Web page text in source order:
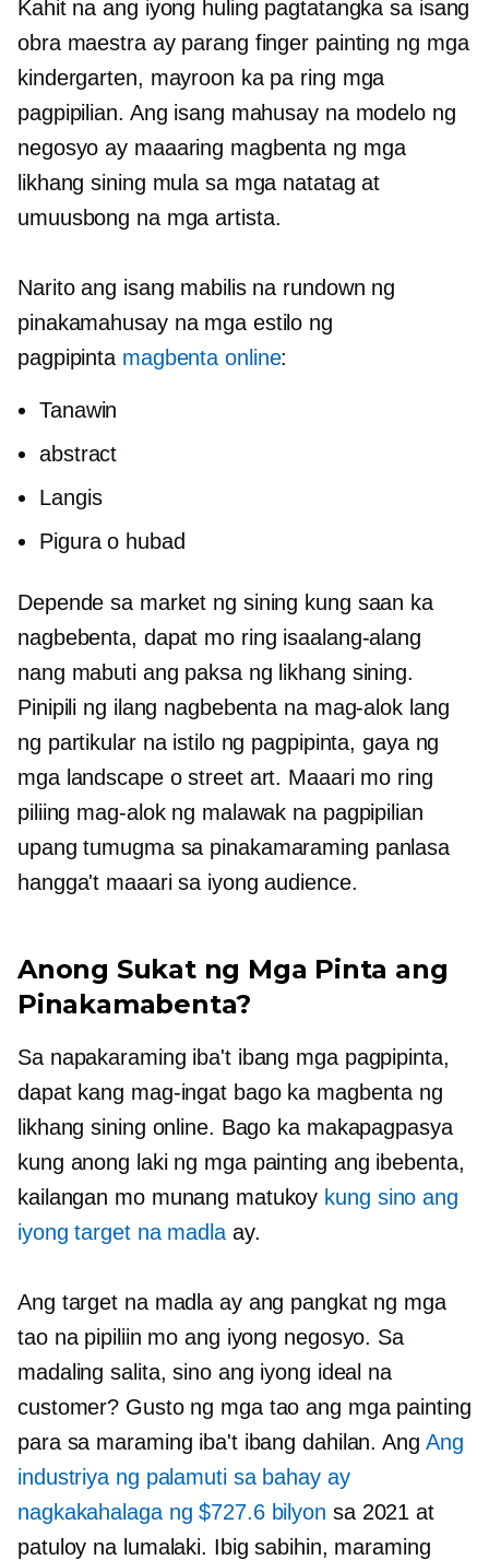
Kahit na ang iyong huling pagtatangka sa isang
obra maestra ay parang finger painting ng mga
kindergarten, mayroon ka pa ring mga
pagpipilian. Ang isang mahusay na modelo ng
negosyo ay maaaring magbenta ng mga
likhang sining mula sa mga natatag at
umuusbong na mga artista.
Narito ang isang mabilis na rundown ng
pinakamahusay na mga estilo ng
pagpipinta magbenta online:
Tanawin
abstract
Langis
Pigura o hubad
Depende sa market ng sining kung saan ka
nagbebenta, dapat mo ring isaalang-alang
nang mabuti ang paksa ng likhang sining.
Pinipili ng ilang nagbebenta na mag-alok lang
ng partikular na istilo ng pagpipinta, gaya ng
mga landscape o street art. Maaari mo ring
piliing mag-alok ng malawak na pagpipilian
upang tumugma sa pinakamaraming panlasa
hangga't maaari sa iyong audience.
Anong Sukat ng Mga Pinta ang
Pinakamabenta?
Sa napakaraming iba't ibang mga pagpipinta,
dapat kang mag-ingat bago ka magbenta ng
likhang sining online. Bago ka makapagpasya
kung anong laki ng mga painting ang ibebenta,
kailangan mo munang matukoy kung sino ang
iyong target na madlaay.
Ang target na madla ay ang pangkat ng mga
tao na pipiliin mo ang iyong negosyo. Sa
madaling salita, sino ang iyong ideal na
customer? Gusto ng mga tao ang mga painting
para sa maraming iba't ibang dahilan. Ang Ang
industriya ng palamuti sa bahay ay
nagkakahalaga ng $727.6 bilyon sa 2021 at
patuloy na lumalaki. Ibig sabihin, maraming